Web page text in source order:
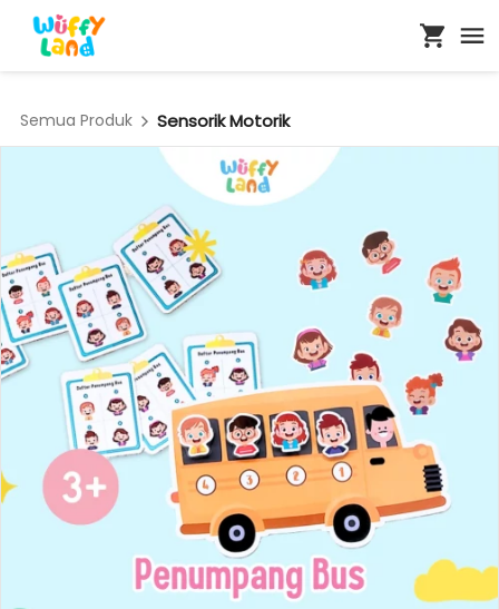
Semua Produk Sensorik Motorik